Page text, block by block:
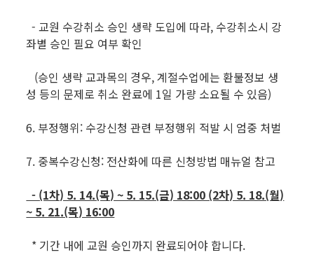
- 교원 수강취소 승인 생략 도입에 따라, 수강취소시 강
좌별 승인 필요 여부 확인
(승인 생략 교과목의 경우, 계절수업에는 환불정보 생
성 등의 문제로 취소 완료에 1일 가량 소요될 수 있음)
6. 부정행위: 수강신청 관련 부정행위 적발 시 엄중 처벌
7. 중복수강신청: 전산화에 따른 신청방법 매뉴얼 참고
- (1차) 5. 14.(목) ~ 5. 15.(금) 18:00 (2차) 5. 18.(월)
~ 5. 21.(목) 16:00
* 기간 내에 교원 승인까지 완료되어야 합니다.